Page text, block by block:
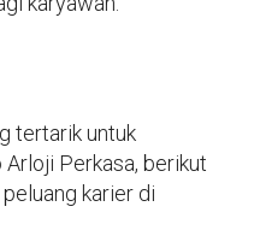
tertarik untuk
Perkasa, berikut
karier di